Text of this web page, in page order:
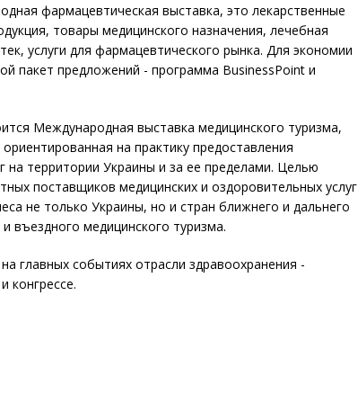
фармацевтическая выставка, это лекарственные
товары медицинского назначения, лечебная
услуги для фармацевтического рынка. Для экономии
пакет предложений - программа BusinessPoint и
Международная выставка медицинского туризма,
на практику предоставления
на территории Украины и за ее пределами. Целью
поставщиков медицинских и оздоровительных услуг
не только Украины, но и стран ближнего и дальнего
въездного медицинского туризма.
главных событиях отрасли здравоохранения -
конгрессе.